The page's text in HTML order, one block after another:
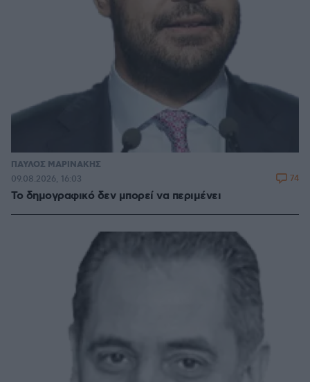
ΠΑΥΛΟΣ ΜΑΡΙΝΑΚΗΣ
Το δημογραφικό δεν μπορεί να περιμένει
09.08.2026, 16:03 74